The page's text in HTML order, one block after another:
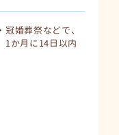
婚葬祭などで、
1か月に14日以内